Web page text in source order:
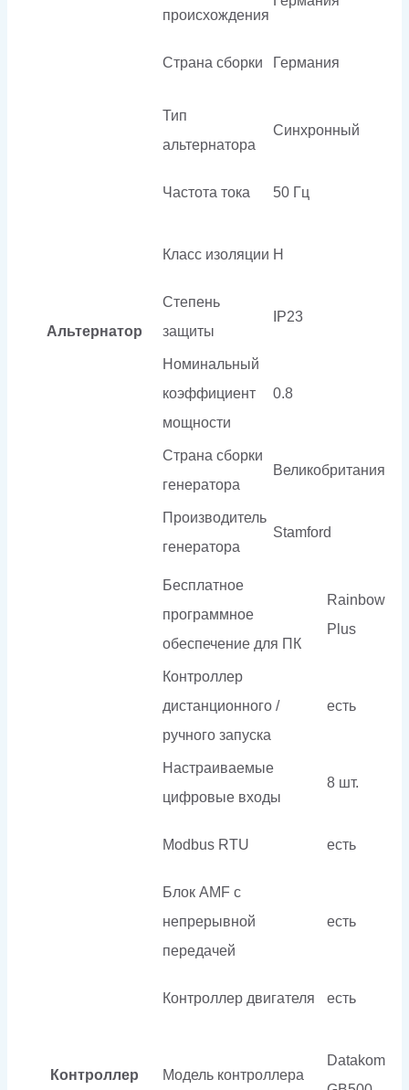
происхождения
Страна сборки Германия
Альтернатор
Тип
альтернатора
Синхронный
Частота тока 50 Гц
Класс изоляции H
Степень
защиты
IP23
Номинальный
коэффициент
мощности
0.8
Страна сборки
генератора
Великобритания
Производитель
генератора
Stamford
Контроллер
Бесплатное
программное
обеспечение для ПК
Rainbow
Plus
Контроллер
дистанционного /
ручного запуска
есть
Настраиваемые
цифровые входы
8 шт.
Modbus RTU есть
Блок AMF с
непрерывной
передачей
есть
Контроллер двигателя есть
Модель контроллера
Datakom